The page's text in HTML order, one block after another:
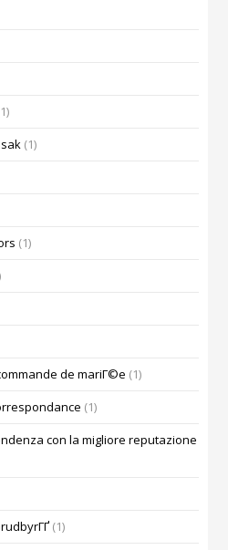
(1)
(1)
de mariГ©e (1)
(1)
con la migliore reputazione
(1)